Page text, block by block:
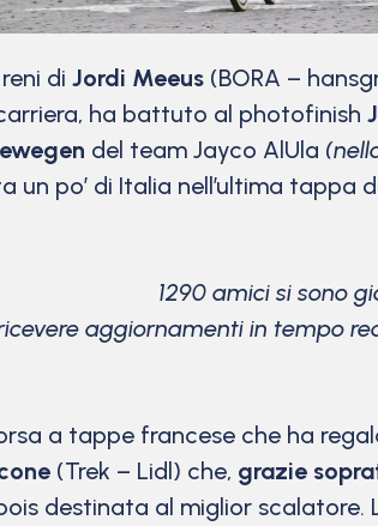
di Jordi Meeus (BORA –
ha battuto al photofinish
del team Jayco AlUla
un po’ di Italia nell’ultima tappa
1290 amici si sono
aggiornamenti in tempo
a tappe francese che ha
(Trek – Lidl) che, grazie
destinata al miglior scalatore.